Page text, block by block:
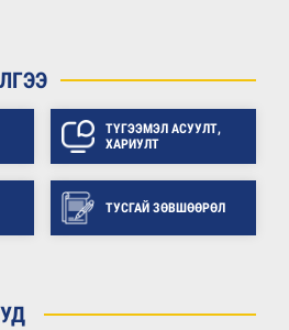
ТҮГЭЭМЭЛ АСУУЛТ,
ХАРИУЛТ
ТУСГАЙ ЗӨВШӨӨРӨЛ